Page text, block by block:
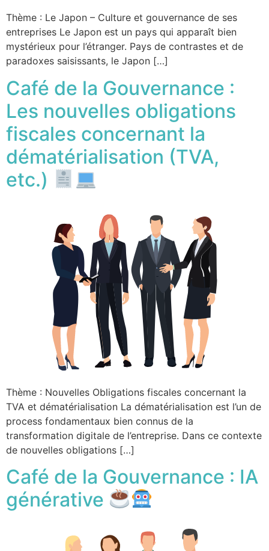
Thème : Le Japon – Culture et gouvernance de ses
entreprises Le Japon est un pays qui apparaît bien
mystérieux pour l’étranger. Pays de contrastes et de
paradoxes saisissants, le Japon […]
Café de la Gouvernance :
Les nouvelles obligations
fiscales concernant la
dématérialisation (TVA,
etc.)
Thème : Nouvelles Obligations fiscales concernant la
TVA et dématérialisation La dématérialisation est l’un de
process fondamentaux bien connus de la
transformation digitale de l’entreprise. Dans ce contexte
de nouvelles obligations […]
Café de la Gouvernance : IA
générative